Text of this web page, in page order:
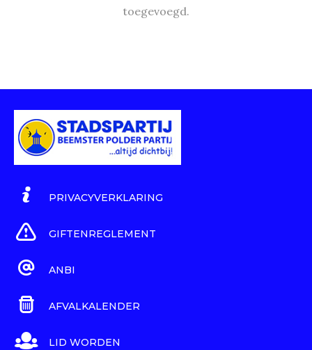
toegevoegd.
PRIVACYVERKLARING
GIFTENREGLEMENT
ANBI
AFVALKALENDER
LID WORDEN